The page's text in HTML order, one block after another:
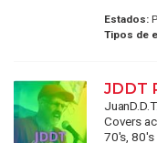
Estados:
Tipos de
JDDT
Covers
70's,